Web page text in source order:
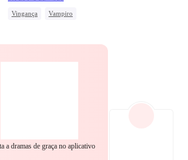
Vingança
Vampiro
a dramas de graça no aplicativo